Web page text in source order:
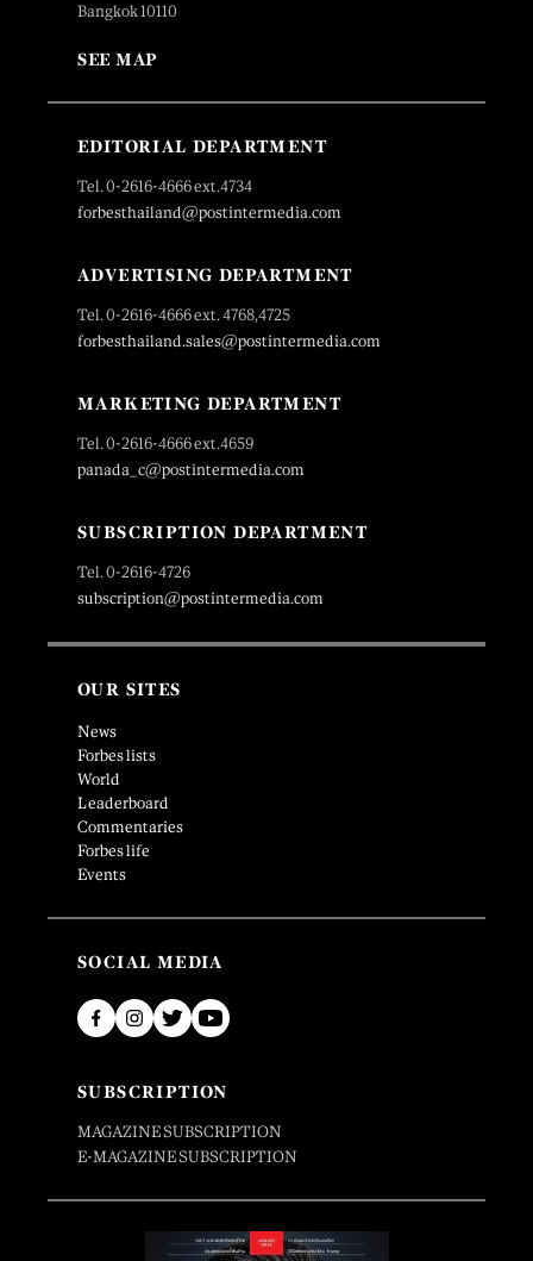
Bangkok 10110
SEE MAP
EDITORIAL DEPARTMENT
Tel. 0-2616-4666 ext.4734
forbesthailand@postintermedia.com
ADVERTISING DEPARTMENT
Tel. 0-2616-4666 ext. 4768,4725
forbesthailand.sales@postintermedia.com
MARKETING DEPARTMENT
Tel. 0-2616-4666 ext.4659
panada_c@postintermedia.com
SUBSCRIPTION DEPARTMENT
Tel. 0-2616-4726
subscription@postintermedia.com
OUR SITES
News
Forbes lists
World
Leaderboard
Commentaries
Forbes life
Events
SOCIAL MEDIA
SUBSCRIPTION
MAGAZINE SUBSCRIPTION
E-MAGAZINE SUBSCRIPTION